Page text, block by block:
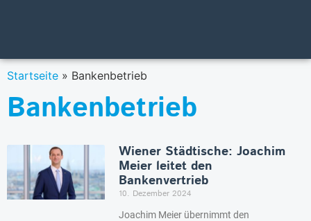
Startseite » Bankenbetrieb
Bankenbetrieb
Wiener Städtische: Joachim
Meier leitet den
Bankenvertrieb
10. Dezember 2024
Joachim Meier übernimmt den